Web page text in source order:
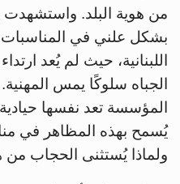
من هوية البلد. واستشهدت
بشكل علني في المناسبات
اللبنانية، حيث لم يُعد
الجباه سلوكًا يمس
المؤسسة تعد نفسها حيادية
يُسمح بهذه المظاهر في
ولماذا يُستثنى الحجاب من